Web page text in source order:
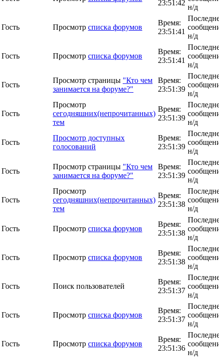
23:51:42
н/д
Гость Просмотр списка форумов
Время:
23:51:41
н/д
Гость Просмотр списка форумов
Время:
23:51:41
н/д
Гость
Просмотр страницы "Кто чем
занимается на форуме?"
Время:
23:51:39
н/д
Гость
Просмотр
сегодняшних(непрочитанных)
тем
Время:
23:51:39
н/д
Гость
Просмотр доступных
голосований
Время:
23:51:39
н/д
Гость
Просмотр страницы "Кто чем
занимается на форуме?"
Время:
23:51:39
н/д
Гость
Просмотр
сегодняшних(непрочитанных)
тем
Время:
23:51:38
н/д
Гость Просмотр списка форумов
Время:
23:51:38
н/д
Гость Просмотр списка форумов
Время:
23:51:38
н/д
Гость Поиск пользователей
Время:
23:51:37
н/д
Гость Просмотр списка форумов
Время:
23:51:37
н/д
Гость Просмотр списка форумов
Время:
23:51:36
н/д